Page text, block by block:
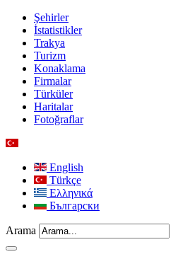
Şehirler
İstatistikler
Trakya
Turizm
Konaklama
Firmalar
Türküler
Haritalar
Fotoğraflar
English
Türkçe
Ελληνικά
Български
Arama